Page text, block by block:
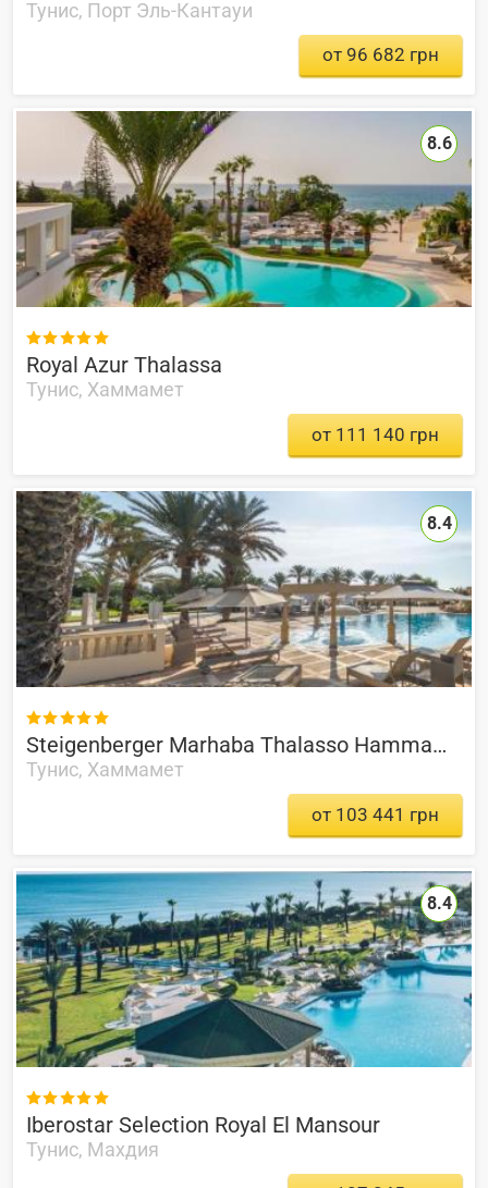
Тунис, Порт Эль-Кантауи
от 96 682 грн

Royal Azur Thalassa
Тунис, Хаммамет
8.6
от 111 140 грн

Steigenberger Marhaba Thalasso Hammamet
Тунис, Хаммамет
8.4
от 103 441 грн

Iberostar Selection Royal El Mansour
Тунис, Махдия
8.4